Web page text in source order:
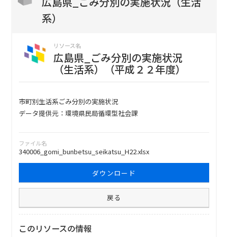
系）
リソース名
広島県_ごみ分別の実施状況
（生活系）（平成２２年度）
市町別生活系ごみ分別の実施状況
データ提供元：環境県民局循環型社会課
ファイル名
340006_gomi_bunbetsu_seikatsu_H22.xlsx
ダウンロード
戻る
このリソースの情報